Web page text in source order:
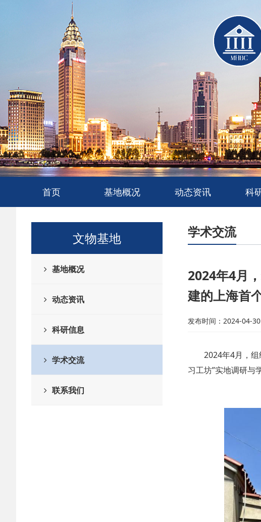
首页 基地概况 动态资讯 科
文物基地
基地概况
动态资讯
科研信息
学术交流
联系我们
学术交流
2024年4月
建的上海首
发布时间：2024-04-30
2024年4月，
习工坊”实地调研与